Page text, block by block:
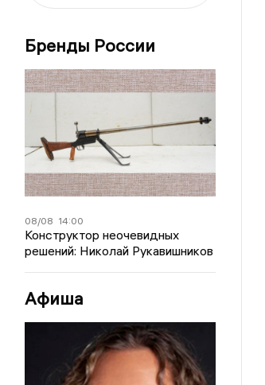
Бренды России
08/08 14:00
Конструктор неочевидных
решений: Николай Рукавишников
Афиша